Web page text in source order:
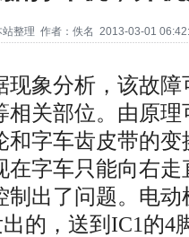
站整理 作者：佚名 2013-03-01
象分析，该故障
相关部位。由原
和字车齿皮带的
在字车只能向右
制出了问题。电
的，送到IC1的4